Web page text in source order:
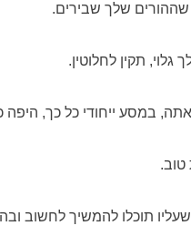
שההורים שלך שבירים.
תקין לחלוטין.
במסע ייחודי כל כך, היפה
טוב.
תוכלו להמשיך לחשוב